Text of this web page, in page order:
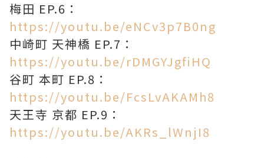
梅田 EP.6：
https://youtu.be/eNCv3p7B0ng
中崎町 天神橋 EP.7：
https://youtu.be/rDMGYJgfiHQ
谷町 本町 EP.8：
https://youtu.be/FcsLvAKAMh8
天王寺 京都 EP.9：
https://youtu.be/AKRs_lWnjI8